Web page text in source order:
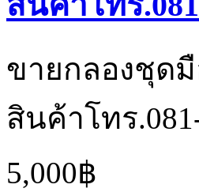
ขายกลองชุดมื
สินค้าโทร
5,000฿